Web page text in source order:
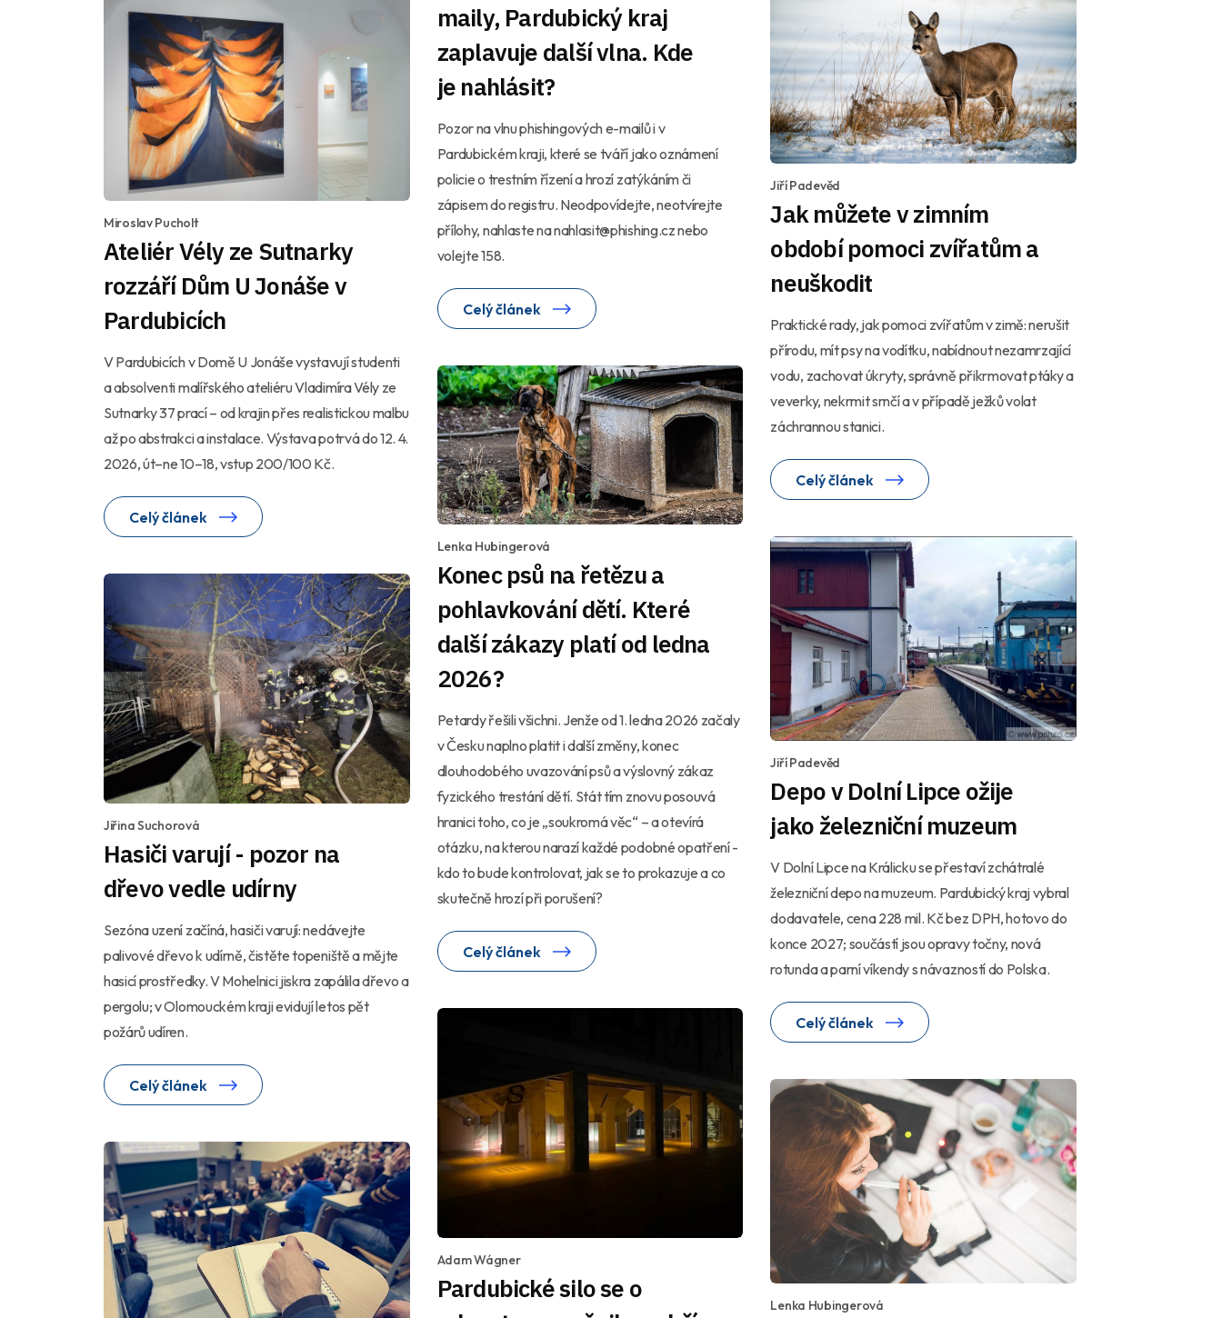
maily, Pardubický kraj
zaplavuje další vlna. Kde
je nahlásit?
Pozor na vlnu phishingových e-mailů i v
Pardubickém kraji, které se tváří jako oznámení
policie o trestním řízení a hrozí zatýkáním či
zápisem do registru. Neodpovídejte, neotvírejte
přílohy, nahlaste na nahlasit@phishing.cz nebo
volejte 158.
Celý článek
Jiří Padevěd
Jak můžete v zimním
období pomoci zvířatům a
neuškodit
Praktické rady, jak pomoci zvířatům v zimě: nerušit
přírodu, mít psy na vodítku, nabídnout nezamrzající
vodu, zachovat úkryty, správně přikrmovat ptáky a
veverky, nekrmit srnčí a v případě ježků volat
záchrannou stanici.
Celý článek
Miroslav Pucholt
Ateliér Vély ze Sutnarky
rozzáří Dům U Jonáše v
Pardubicích
V Pardubicích v Domě U Jonáše vystavují studenti
a absolventi malířského ateliéru Vladimíra Vély ze
Sutnarky 37 prací – od krajin přes realistickou malbu
až po abstrakci a instalace. Výstava potrvá do 12. 4.
2026, út–ne 10–18, vstup 200/100 Kč.
Celý článek
Lenka Hubingerová
Konec psů na řetězu a
pohlavkování dětí. Které
další zákazy platí od ledna
2026?
Petardy řešili všichni. Jenže od 1. ledna 2026 začaly
v Česku naplno platit i další změny, konec
dlouhodobého uvazování psů a výslovný zákaz
fyzického trestání dětí. Stát tím znovu posouvá
hranici toho, co je „soukromá věc“ – a otevírá
otázku, na kterou narazí každé podobné opatření -
kdo to bude kontrolovat, jak se to prokazuje a co
skutečně hrozí při porušení?
Celý článek
Jiří Padevěd
Depo v Dolní Lipce ožije
jako železniční muzeum
V Dolní Lipce na Králicku se přestaví zchátralé
železniční depo na muzeum. Pardubický kraj vybral
dodavatele, cena 228 mil. Kč bez DPH, hotovo do
konce 2027; součástí jsou opravy točny, nová
rotunda a parní víkendy s návazností do Polska.
Celý článek
Jiřina Suchorová
Hasiči varují - pozor na
dřevo vedle udírny
Sezóna uzení začíná, hasiči varují: nedávejte
palivové dřevo k udírně, čistěte topeniště a mějte
hasicí prostředky. V Mohelnici jiskra zapálila dřevo a
pergolu; v Olomouckém kraji evidují letos pět
požárů udíren.
Celý článek
Adam Wágner
Pardubické silo se o
Lenka Hubingerová